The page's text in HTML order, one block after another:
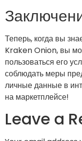
Теперь, когда вы
Kraken Onion, вы
пользоваться его
соблюдать меры
личные данные в
на маркетплейсе!
Leave a